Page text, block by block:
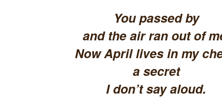
You passed by
and the air ran out of
Now April lives in my
a secret
I don’t say aloud.